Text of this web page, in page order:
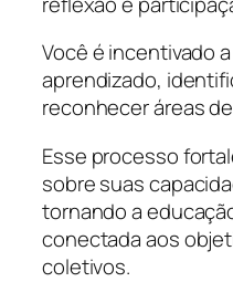
Você é incentivado
aprendizado,
reconhecer áreas
Esse processo
sobre suas
tornando a
conectada aos
coletivos.